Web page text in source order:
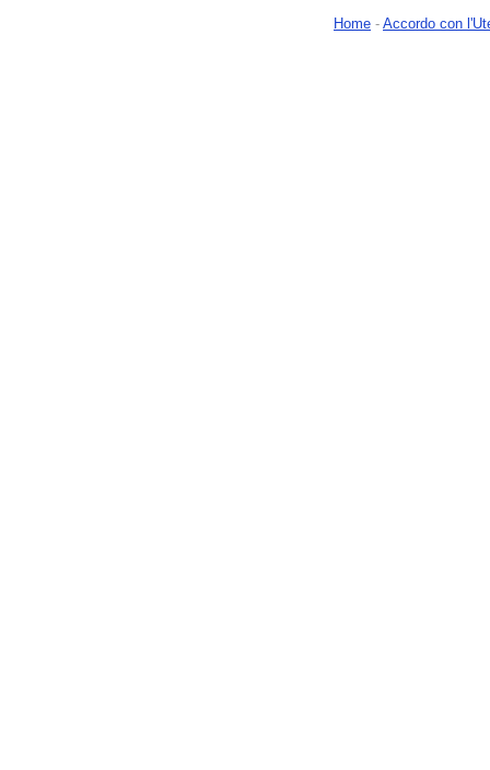
Home - Accordo con